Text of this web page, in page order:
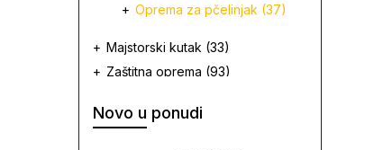
Oprema za pčelinjak (37)
Majstorski kutak (33)
Zaštitna oprema (93)
Pčelarske rukavice
Novo u ponudi